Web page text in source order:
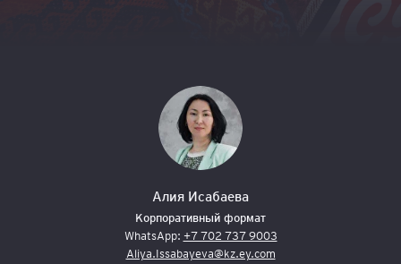
Алия Исабаева
Корпоративный формат
WhatsApp: +7 702 737 9003
Aliya.Issabayeva@kz.ey.com